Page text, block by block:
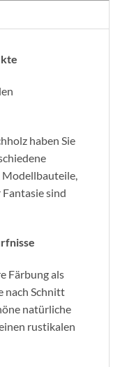
haben Sie
Modellbauteile,
sind
Färbung als
nach Schnitt
natürliche
rustikalen